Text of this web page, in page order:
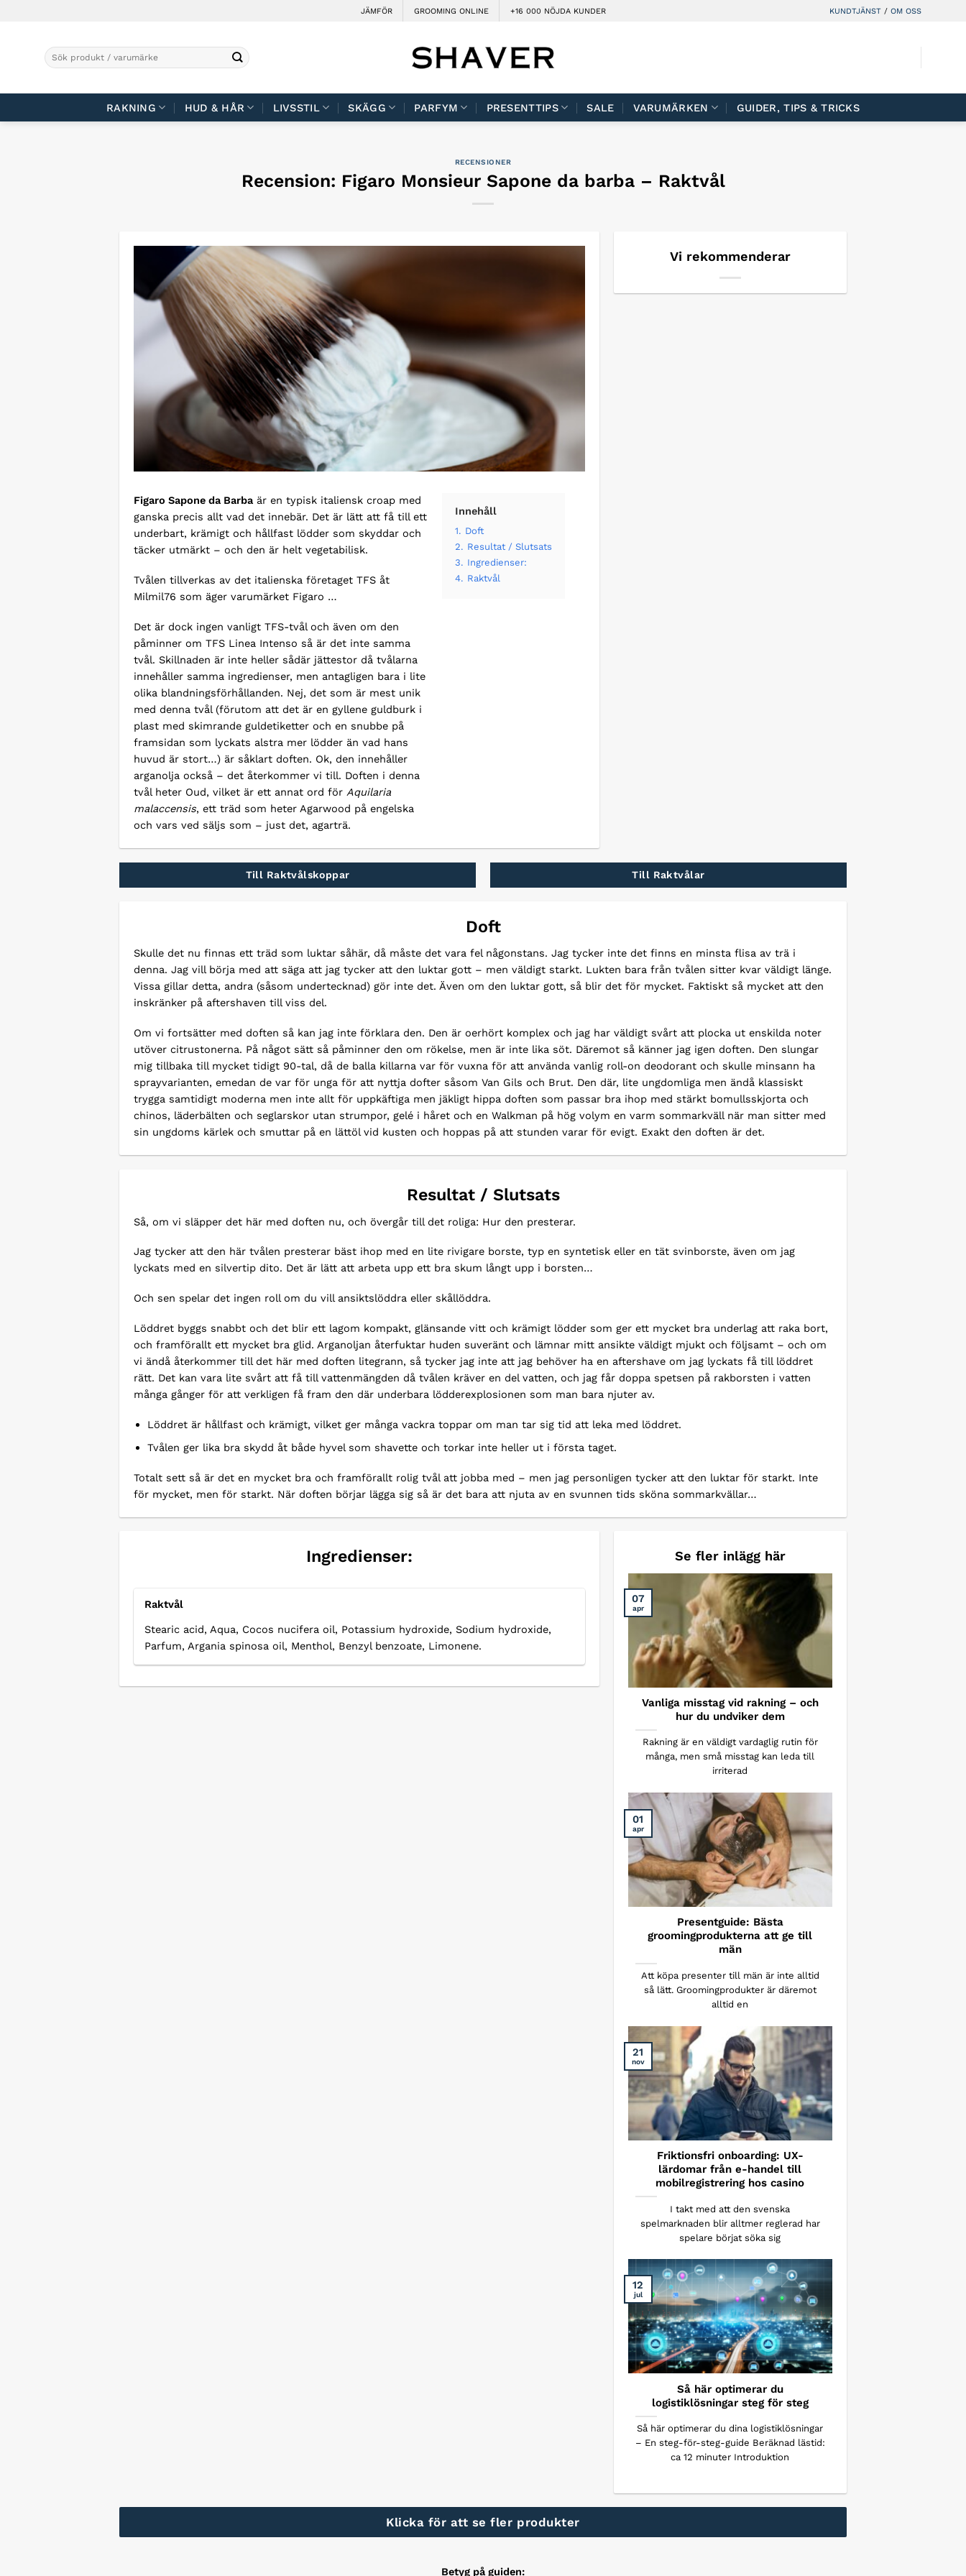
JÄMFÖR GROOMING ONLINE +16 000 NÖJDA KUNDER KUNDTJÄNST / OM OSS
Sök
efter:
RAKNING HUD & HÅR LIVSSTIL SKÄGG PARFYM PRESENTTIPS SALE VARUMÄRKEN GUIDER, TIPS & TRICKS
RECENSIONER
Recension: Figaro Monsieur Sapone da barba – Raktvål
Figaro Sapone da Barbaär en typisk italiensk croap med
ganska precis allt vad det innebär. Det är lätt att få till ett
underbart, krämigt och hållfast lödder som skyddar och
täcker utmärkt – och den är helt vegetabilisk.
Tvålen tillverkas av det italienska företaget TFS åt
Milmil76 som äger varumärket Figaro …
Det är dock ingen vanligt TFS-tvål och även om den
påminner om TFS Linea Intenso så är det inte samma
tvål. Skillnaden är inte heller sådär jättestor då tvålarna
innehåller samma ingredienser, men antagligen bara i lite
olika blandningsförhållanden. Nej, det som är mest unik
med denna tvål (förutom att det är en gyllene guldburk i
plast med skimrande guldetiketter och en snubbe på
framsidan som lyckats alstra mer lödder än vad hans
huvud är stort…) är såklart doften. Ok, den innehåller
arganolja också – det återkommer vi till. Doften i denna
tvål heter Oud, vilket är ett annat ord för Aquilaria
malaccensis, ett träd som heter Agarwood på engelska
och vars ved säljs som – just det, agarträ.
Innehåll
1. Doft
2. Resultat / Slutsats
3. Ingredienser:
4. Raktvål
Vi rekommenderar
Till Raktvålskoppar Till Raktvålar
Doft
Skulle det nu finnas ett träd som luktar såhär, då måste det vara fel någonstans. Jag tycker inte det finns en minsta flisa av trä i
denna. Jag vill börja med att säga att jag tycker att den luktar gott – men väldigt starkt. Lukten bara från tvålen sitter kvar väldigt länge.
Vissa gillar detta, andra (såsom undertecknad) gör inte det. Även om den luktar gott, så blir det för mycket. Faktiskt så mycket att den
inskränker på aftershaven till viss del.
Om vi fortsätter med doften så kan jag inte förklara den. Den är oerhört komplex och jag har väldigt svårt att plocka ut enskilda noter
utöver citrustonerna. På något sätt så påminner den om rökelse, men är inte lika söt. Däremot så känner jag igen doften. Den slungar
mig tillbaka till mycket tidigt 90-tal, då de balla killarna var för vuxna för att använda vanlig roll-on deodorant och skulle minsann ha
sprayvarianten, emedan de var för unga för att nyttja dofter såsom Van Gils och Brut. Den där, lite ungdomliga men ändå klassiskt
trygga samtidigt moderna men inte allt för uppkäftiga men jäkligt hippa doften som passar bra ihop med stärkt bomullsskjorta och
chinos, läderbälten och seglarskor utan strumpor, gelé i håret och en Walkman på hög volym en varm sommarkväll när man sitter med
sin ungdoms kärlek och smuttar på en lättöl vid kusten och hoppas på att stunden varar för evigt. Exakt den doften är det.
Resultat / Slutsats
Så, om vi släpper det här med doften nu, och övergår till det roliga: Hur den presterar.
Jag tycker att den här tvålen presterar bäst ihop med en lite rivigare borste, typ en syntetisk eller en tät svinborste, även om jag
lyckats med en silvertip dito. Det är lätt att arbeta upp ett bra skum långt upp i borsten…
Och sen spelar det ingen roll om du vill ansiktslöddra eller skållöddra.
Löddret byggs snabbt och det blir ett lagom kompakt, glänsande vitt och krämigt lödder som ger ett mycket bra underlag att raka bort,
och framförallt ett mycket bra glid. Arganoljan återfuktar huden suveränt och lämnar mitt ansikte väldigt mjukt och följsamt – och om
vi ändå återkommer till det här med doften litegrann, så tycker jag inte att jag behöver ha en aftershave om jag lyckats få till löddret
rätt. Det kan vara lite svårt att få till vattenmängden då tvålen kräver en del vatten, och jag får doppa spetsen på rakborsten i vatten
många gånger för att verkligen få fram den där underbara lödderexplosionen som man bara njuter av.
Löddret är hållfast och krämigt, vilket ger många vackra toppar om man tar sig tid att leka med löddret.
Tvålen ger lika bra skydd åt både hyvel som shavette och torkar inte heller ut i första taget.
Totalt sett så är det en mycket bra och framförallt rolig tvål att jobba med – men jag personligen tycker att den luktar för starkt. Inte
för mycket, men för starkt. När doften börjar lägga sig så är det bara att njuta av en svunnen tids sköna sommarkvällar…
Ingredienser:
Raktvål
Stearic acid, Aqua, Cocos nucifera oil, Potassium hydroxide, Sodium hydroxide,
Parfum, Argania spinosa oil, Menthol, Benzyl benzoate, Limonene.
Se fler inlägg här
Vanliga misstag vid rakning – och
hur du undviker dem
Rakning är en väldigt vardaglig rutin för
många, men små misstag kan leda till
irriterad
07
apr
Presentguide: Bästa
groomingprodukterna att ge till
män
Att köpa presenter till män är inte alltid
så lätt. Groomingprodukter är däremot
alltid en
01
apr
Friktionsfri onboarding: UX-
lärdomar från e-handel till
mobilregistrering hos casino
I takt med att den svenska
spelmarknaden blir alltmer reglerad har
spelare börjat söka sig
21
nov
Så här optimerar du
logistiklösningar steg för steg
Så här optimerar du dina logistiklösningar
– En steg-för-steg-guide Beräknad lästid:
ca 12 minuter Introduktion
12
jul
Klicka för att se fler produkter
Betyg på guiden: